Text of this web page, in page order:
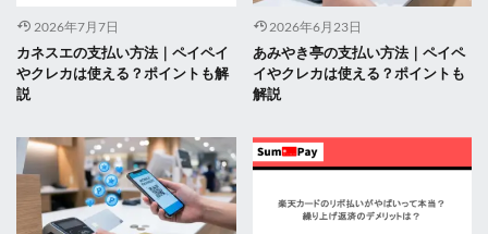
2026年7月7日
カネスエの支払い方法｜ペイペイ
やクレカは使える？ポイントも解
説
2026年6月23日
あみやき亭の支払い方法｜ペイペ
イやクレカは使える？ポイントも
解説